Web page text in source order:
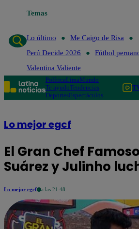
Temas
de Risa Perú Decide 2026
Lo último
Me Caigo de Risa
Perú Decide 2026
Fútbol
Valentina Valiente
PolíticaLimaMundo
Te ayudoTendencias
DeportesEspectáculos
Lo mejor egcf
El Gran Chef
Suárez y Julinho
Lo mejor egcf a las 21:48